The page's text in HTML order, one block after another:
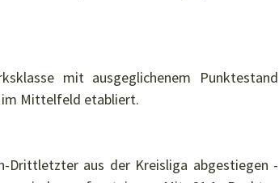
mit ausgeglichenem Punktestand
im Mittelfeld etabliert.
Drittletzter aus der Kreisliga abgestiegen -